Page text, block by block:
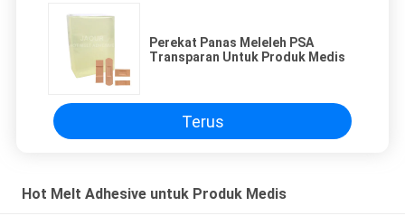
Perekat Panas Meleleh PSA
Transparan Untuk Produk Medis
Terus
Hot Melt Adhesive untuk Produk Medis